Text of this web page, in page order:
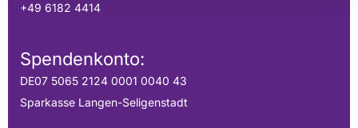
+49 6182 4414
Spendenkonto:
DE07 5065 2124 0001 0040 43
Sparkasse Langen-Seligenstadt